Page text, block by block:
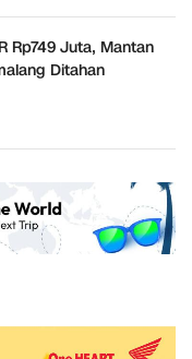
Rp749 Juta, Mantan
Ditahan